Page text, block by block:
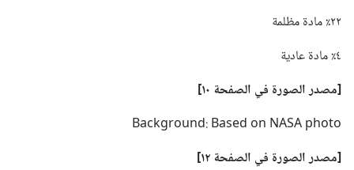
٢٢٪ مادة مظلمة
٤٪ مادة عادية
‏[مصدر الصورة في الصفحة ١٠]‏
Background: Based on NASA photo
‏[مصدر الصورة في الصفحة ١٢]‏